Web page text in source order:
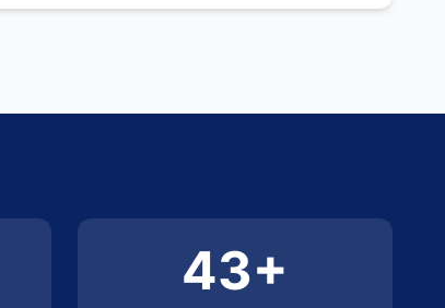
43+